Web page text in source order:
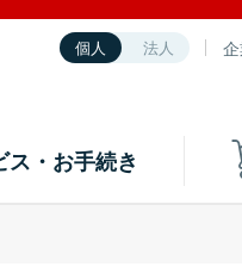
個人 法人
ス・お手続き